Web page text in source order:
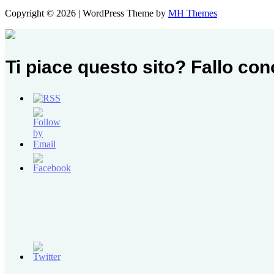
Copyright © 2026 | WordPress Theme by MH Themes
Ti piace questo sito? Fallo